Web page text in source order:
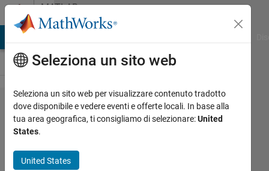
Vai al contenutoMATLAB
Answers
How can I
estimate a
(expanding)
Seleziona un sito web
Seleziona un sito web per visualizzare contenuto tradotto
dove disponibile e vedere eventi e offerte locali. In base alla
tua area geografica, ti consigliamo di selezionare:United
States.
United States